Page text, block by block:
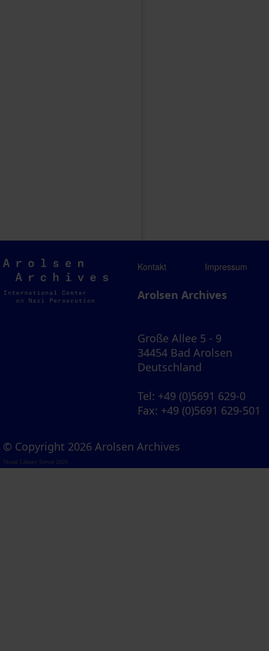
Arolsen
Archives
Kontakt Impressum
Arolsen Archives
Große Allee 5 - 9
34454 Bad Arolsen
Deutschland
Tel: +49 (0)5691 629-0
Fax: +49 (0)5691 629-501
© Copyright 2026 Arolsen Archives
Visual Library Server 2026